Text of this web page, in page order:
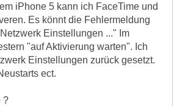
iPhone 5 kann ich FaceTime und
Es könnt die Fehlermeldung
Einstellungen ..." Im
"auf Aktivierung warten". Ich
Einstellungen zurück gesetzt.
ect.
?